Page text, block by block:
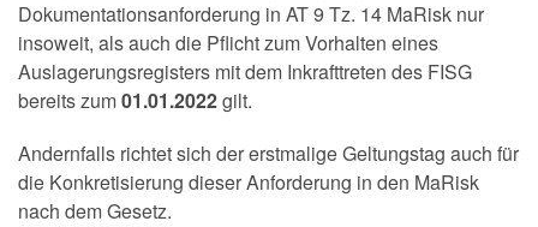
Dokumentationsanforderung in AT 9 Tz. 14 MaRisk nur
insoweit, als auch die Pflicht zum Vorhalten eines
Auslagerungsregisters mit dem Inkrafttreten des FISG
bereits zum01.01.2022gilt.
Andernfalls richtet sich der erstmalige Geltungstag auch für
die Konkretisierung dieser Anforderung in den MaRisk
nach dem Gesetz.